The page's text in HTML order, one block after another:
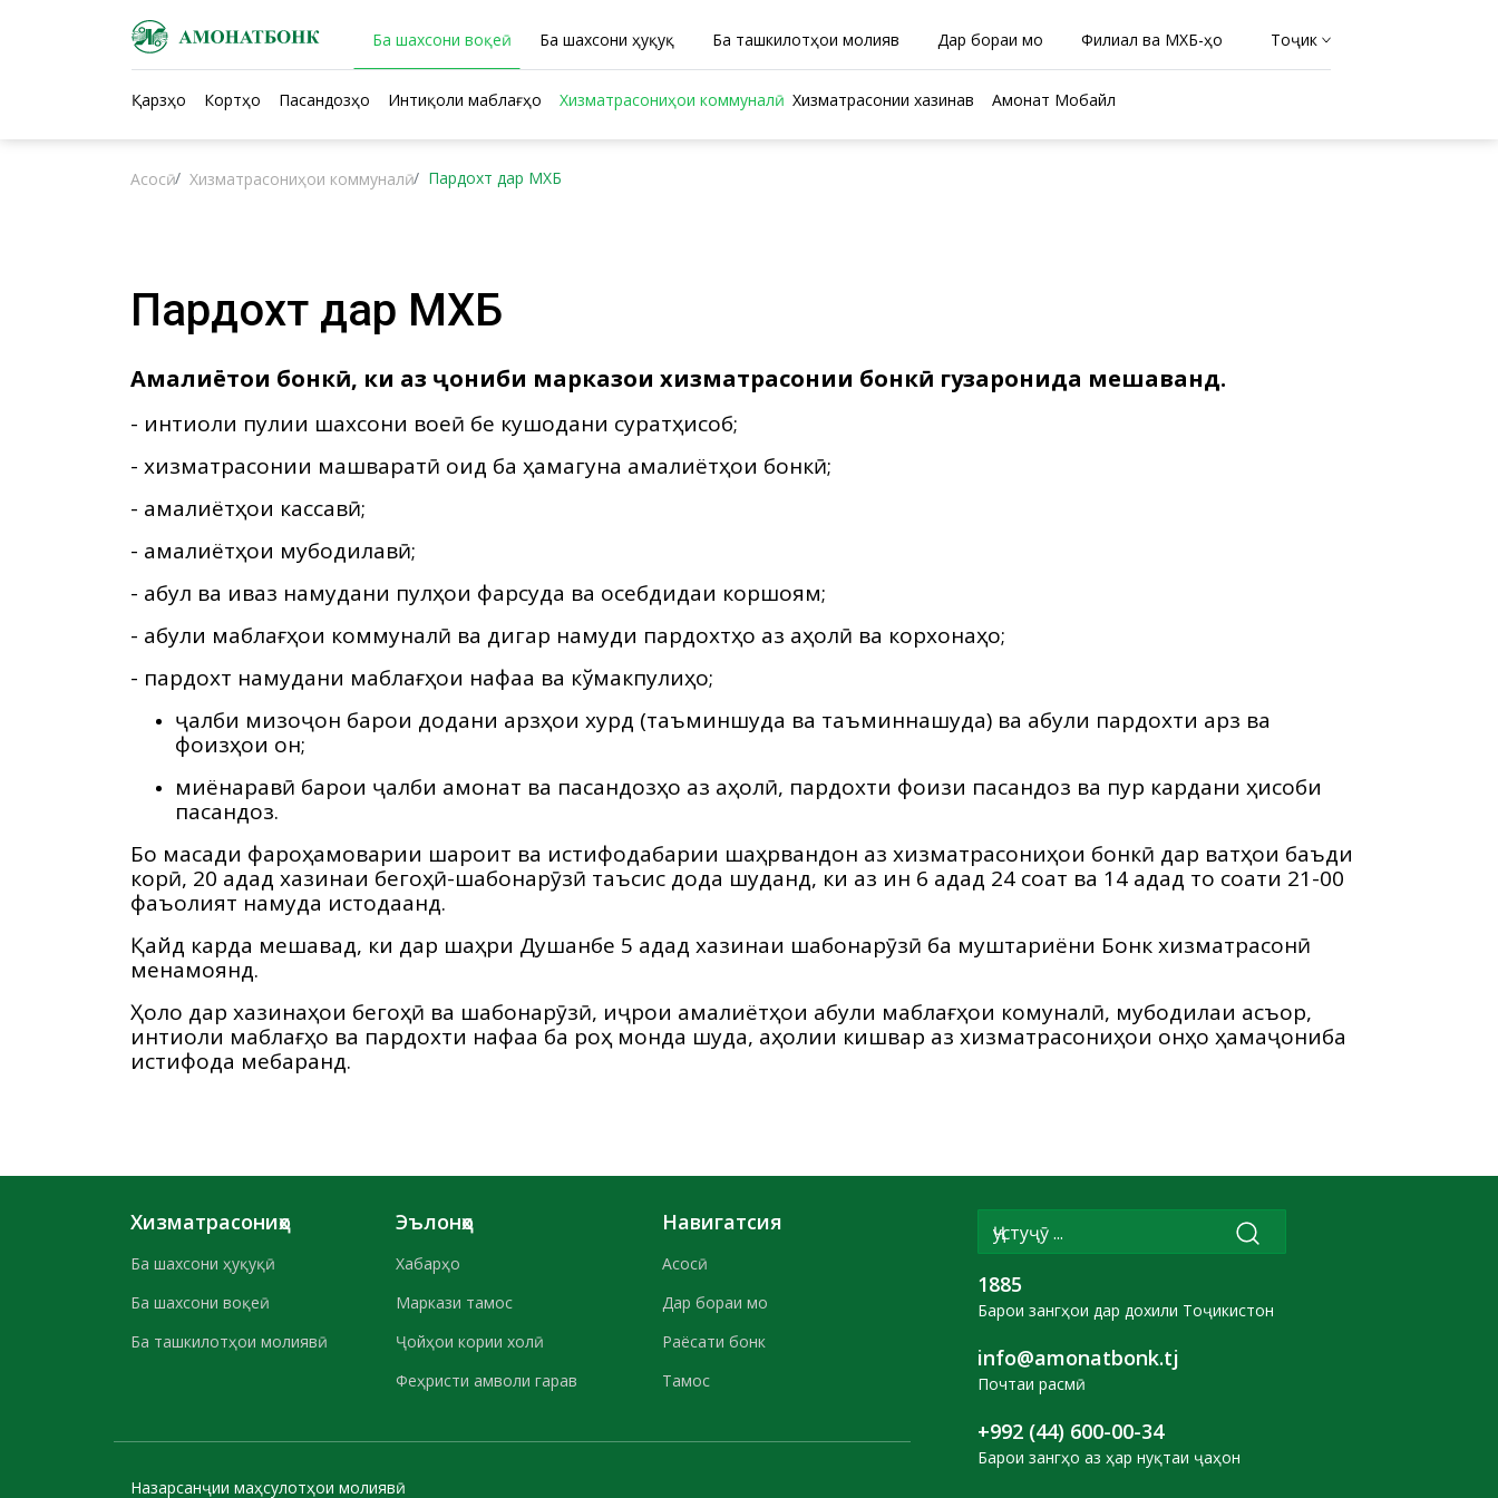
Ба шахсони воқеӣ Ба шахсони ҳуқуқӣ Ба ташкилотҳои молиявӣ Дар бораи мо Филиал ва МХБ-ҳо Тоҷикӣ
Қарзҳо Кортҳо Пасандозҳо Интиқоли маблағҳо Хизматрасониҳои коммуналӣ Хизматрасонии хазинавӣ Амонат Мобайл
Асосӣ Хизматрасониҳои коммуналӣ Пардохт дар МХБ
Пардохт дар МХБ
Амалиётҳои бонкӣ, ки аз ҷониби марказҳои хизматрасонии бонкӣ гузаронида мешаванд.
- интиқоли пулии шахсони воқеӣ бе кушодани суратҳисоб;
- хизматрасонии машваратӣ оид ба ҳамагуна амалиётҳои бонкӣ;
- амалиётҳои кассавӣ;
- амалиётҳои мубодилавӣ;
- қабул ва иваз намудани пулҳои фарсуда ва осебдидаи коршоям;
- қабули маблағҳои коммуналӣ ва дигар намуди пардохтҳо аз аҳолӣ ва корхонаҳо;
- пардохт намудани маблағҳои нафақа ва кўмакпулиҳо;
ҷалби мизоҷон барои додани қарзҳои хурд (таъминшуда ва таъминнашуда) ва қабули пардохти қарз ва
фоизҳои он;
миёнаравӣ барои ҷалби амонат ва пасандозҳо аз аҳолӣ, пардохти фоизи пасандоз ва пур кардани ҳисоби
пасандоз.
Бо мақсади фароҳамоварии шароит ва истифодабарии шаҳрвандон аз хизматрасониҳои бонкӣ дар вақтҳои баъди
корӣ, 20 адад хазинаи бегоҳӣ-шабонарӯзӣ таъсис дода шуданд, ки аз ин 6 адад 24 соат ва 14 адад то соати 21-00
фаъолият намуда истодаанд.
Қайд карда мешавад, ки дар шаҳри Душанбе 5 адад хазинаи шабонарӯзӣ ба муштариёни Бонк хизматрасонӣ
менамоянд.
Ҳоло дар хазинаҳои бегоҳӣ ва шабонарӯзӣ, иҷрои амалиётҳои қабули маблағҳои комуналӣ, мубодилаи асъор,
интиқоли маблағҳо ва пардохти нафақа ба роҳ монда шуда, аҳолии кишвар аз хизматрасониҳои онҳо ҳамаҷониба
истифода мебаранд.
Хизматрасониҳо
Ба шахсони ҳуқуқӣ
Ба шахсони воқеӣ
Ба ташкилотҳои молиявӣ
Эълонҳо
Хабарҳо
Маркази тамос
Ҷойҳои кории холӣ
Феҳристи амволи гарав
Навигатсия
Асосӣ
Дар бораи мо
Раёсати бонк
Тамос
Назарсанҷии маҳсулотҳои молиявӣ
1885
Барои зангҳои дар дохили Тоҷикистон
info@amonatbonk.tj
Почтаи расмӣ
+992 (44) 600-00-34
Барои зангҳо аз ҳар нуқтаи ҷаҳон